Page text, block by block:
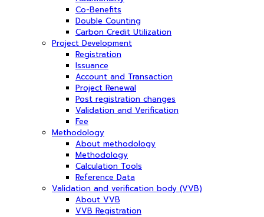
Co-Benefits
Double Counting
Carbon Credit Utilization
Project Development
Registration
Issuance
Account and Transaction
Project Renewal
Post registration changes
Validation and Verification
Fee
Methodology
About methodology
Methodology
Calculation Tools
Reference Data
Validation and verification body (VVB)
About VVB
VVB Registration